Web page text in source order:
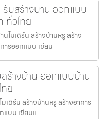
รับสร้างบ้าน ออกแบบ
ทั่วไทย
โมเดิร์น สร้างบ้านหรู สร้าง
ารออกแบบ เขียน
ร้างบ้าน ออกแบบบ้าน
ย
ดิร์น สร้างบ้านหรู สร้างอาคาร
แบบ เขียนแ